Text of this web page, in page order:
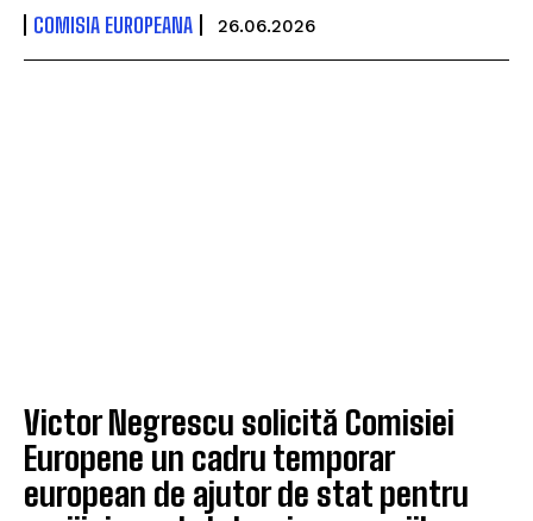
COMISIA EUROPEANA 26.06.2026
Victor Negrescu solicită Comisiei
Europene un cadru temporar
european de ajutor de stat pentru